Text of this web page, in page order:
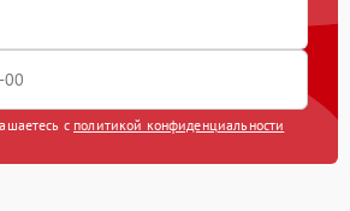
с политикой конфиденциальности